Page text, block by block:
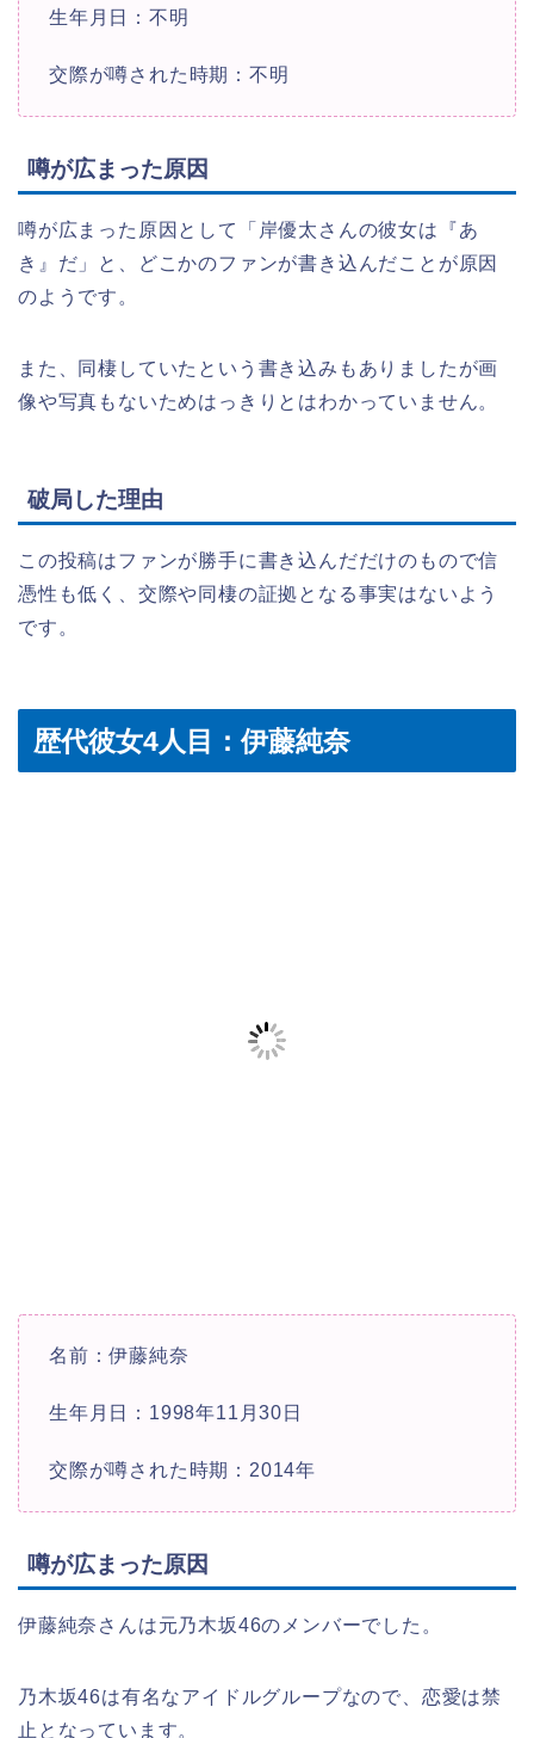
生年月日：不明
交際が噂された時期：不明
噂が広まった原因
噂が広まった原因として「岸優太さんの彼女は『あ
き』だ」と、どこかのファンが書き込んだことが原因
のようです。
また、同棲していたという書き込みもありましたが画
像や写真もないためはっきりとはわかっていません。
破局した理由
この投稿はファンが勝手に書き込んだだけのもので信
憑性も低く、交際や同棲の証拠となる事実はないよう
です。
歴代彼女4人目：伊藤純奈
名前：伊藤純奈
生年月日：1998年11月30日
交際が噂された時期：2014年
噂が広まった原因
伊藤純奈さんは元乃木坂46のメンバーでした。
乃木坂46は有名なアイドルグループなので、恋愛は禁
止となっています。